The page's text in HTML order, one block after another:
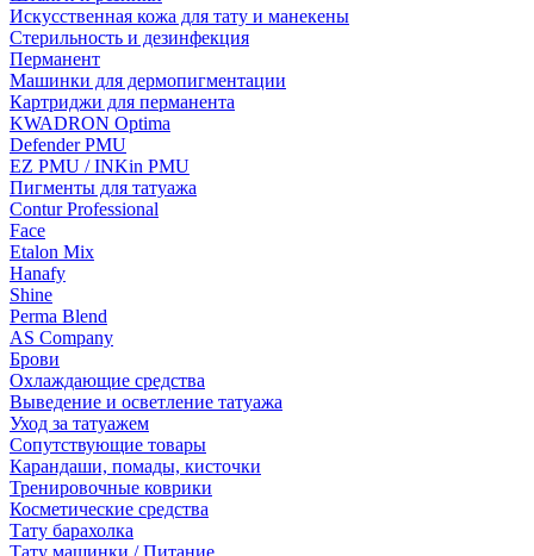
Искусственная кожа для тату и манекены
Стерильность и дезинфекция
Перманент
Машинки для дермопигментации
Картриджи для перманента
KWADRON Optima
Defender PMU
EZ PMU / INKin PMU
Пигменты для татуажа
Contur Professional
Face
Etalon Mix
Hanafy
Shine
Perma Blend
AS Company
Брови
Охлаждающие средства
Выведение и осветление татуажа
Уход за татуажем
Сопутствующие товары
Карандаши, помады, кисточки
Тренировочные коврики
Косметические средства
Тату барахолка
Тату машинки / Питание